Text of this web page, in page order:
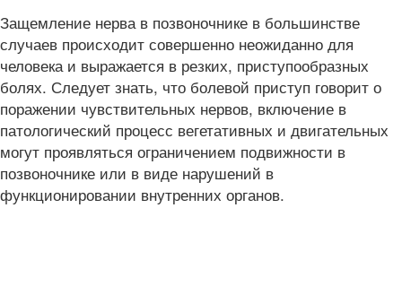
Защемление нерва в позвоночнике в большинстве
случаев происходит совершенно неожиданно для
человека и выражается в резких, приступообразных
болях. Следует знать, что болевой приступ говорит о
поражении чувствительных нервов, включение в
патологический процесс вегетативных и двигательных
могут проявляться ограничением подвижности в
позвоночнике или в виде нарушений в
функционировании внутренних органов.